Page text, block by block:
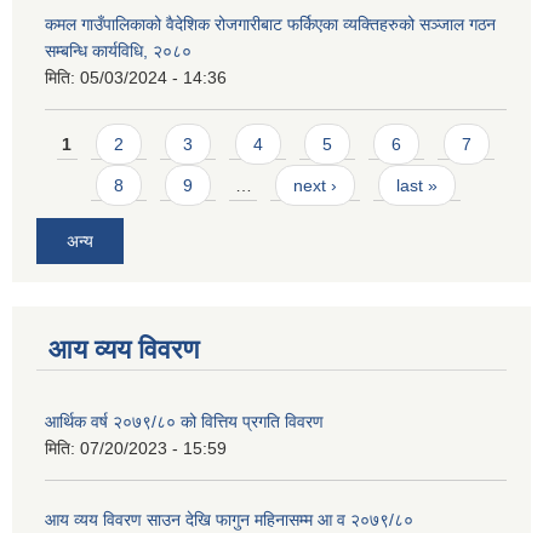
कमल गाउँपालिकाको वैदेशिक रोजगारीबाट फर्किएका व्यक्तिहरुको सञ्जाल गठन
सम्बन्धि कार्यविधि, २०८०
मिति: 05/03/2024 - 14:36
Pages
1 2 3 4 5 6 7
8 9 next › last »
अन्य
आय व्यय विवरण
आर्थिक वर्ष २०७९/८० को वित्तिय प्रगति विवरण
मिति: 07/20/2023 - 15:59
आय व्यय विवरण साउन देखि फागुन महिनासम्म आ व २०७९/८०